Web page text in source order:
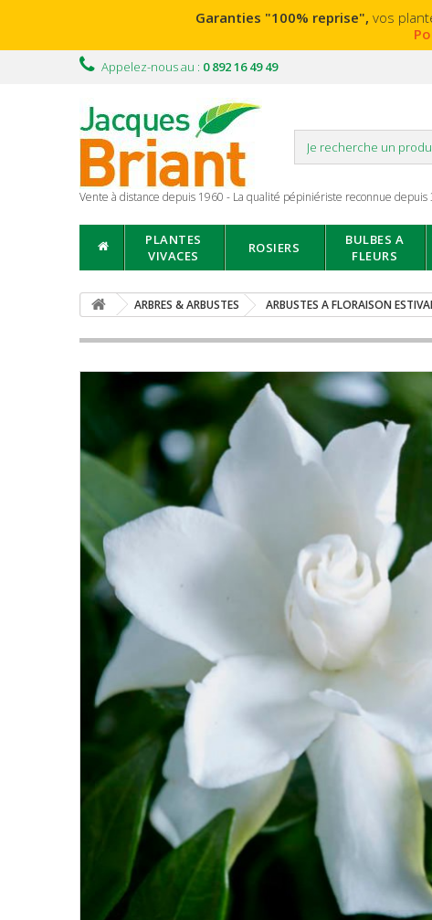
Garanties "100% reprise", vos
Appelez-nous au : 0 892 16 49 49
Vente à distance depuis 1960 - La qualité pépiniériste reconnue depuis
PLANTES
VIVACES
ROSIERS
BULBES A
FLEURS
ARBRES & ARBUSTES ARBUSTES A FLORAISON